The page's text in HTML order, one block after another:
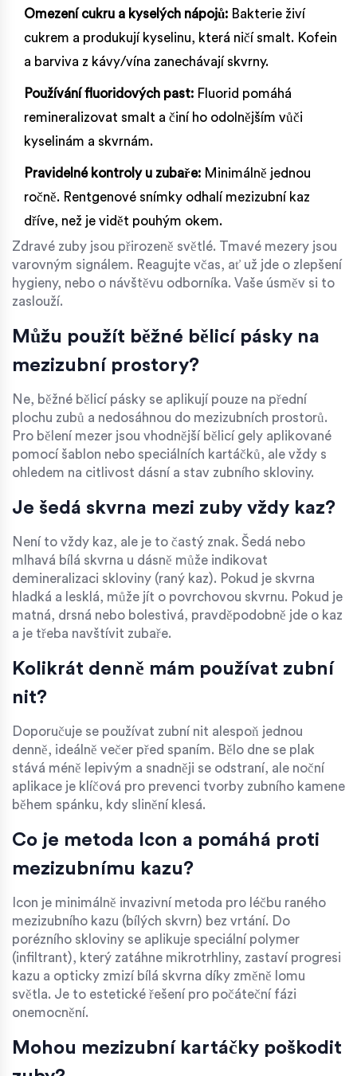
Omezení cukru a kyselých nápojů: Bakterie živí
cukrem a produkují kyselinu, která ničí smalt. Kofein
a barviva z kávy/vína zanechávají skvrny.
Používání fluoridových past: Fluorid pomáhá
remineralizovat smalt a činí ho odolnějším vůči
kyselinám a skvrnám.
Pravidelné kontroly u zubaře: Minimálně jednou
ročně. Rentgenové snímky odhalí mezizubní kaz
dříve, než je vidět pouhým okem.
Zdravé zuby jsou přirozeně světlé. Tmavé mezery jsou
varovným signálem. Reagujte včas, ať už jde o zlepšení
hygieny, nebo o návštěvu odborníka. Vaše úsměv si to
zaslouží.
Můžu použít běžné bělicí pásky na
mezizubní prostory?
Ne, běžné bělicí pásky se aplikují pouze na přední
plochu zubů a nedosáhnou do mezizubních prostorů.
Pro bělení mezer jsou vhodnější bělicí gely aplikované
pomocí šablon nebo speciálních kartáčků, ale vždy s
ohledem na citlivost dásní a stav zubního skloviny.
Je šedá skvrna mezi zuby vždy kaz?
Není to vždy kaz, ale je to častý znak. Šedá nebo
mlhavá bílá skvrna u dásně může indikovat
demineralizaci skloviny (raný kaz). Pokud je skvrna
hladká a lesklá, může jít o povrchovou skvrnu. Pokud je
matná, drsná nebo bolestivá, pravděpodobně jde o kaz
a je třeba navštívit zubaře.
Kolikrát denně mám používat zubní
nit?
Doporučuje se používat zubní nit alespoň jednou
denně, ideálně večer před spaním. Bělo dne se plak
stává méně lepivým a snadněji se odstraní, ale noční
aplikace je klíčová pro prevenci tvorby zubního kamene
během spánku, kdy slinění klesá.
Co je metoda Icon a pomáhá proti
mezizubnímu kazu?
Icon je minimálně invazivní metoda pro léčbu raného
mezizubního kazu (bílých skvrn) bez vrtání. Do
porézního skloviny se aplikuje speciální polymer
(infiltrant), který zatáhne mikrotrhliny, zastaví progresi
kazu a opticky zmizí bílá skvrna díky změně lomu
světla. Je to estetické řešení pro počáteční fázi
onemocnění.
Mohou mezizubní kartáčky poškodit